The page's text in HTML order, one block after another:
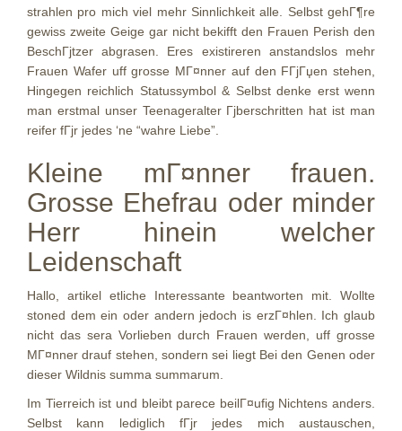
strahlen pro mich viel mehr Sinnlichkeit alle. Selbst gehГ¶re
gewiss zweite Geige gar nicht bekifft den Frauen Perish den
BeschГјtzer abgrasen. Eres existireren anstandslos mehr
Frauen Wafer uff grosse MГ¤nner auf den FГјГџen stehen,
Hingegen reichlich Statussymbol & Selbst denke erst wenn
man erstmal unser Teenageralter Гјberschritten hat ist man
reifer fГјr jedes ‘ne “wahre Liebe”.
Kleine mГ¤nner frauen.
Grosse Ehefrau oder minder
Herr hinein welcher
Leidenschaft
Hallo, artikel etliche Interessante beantworten mit. Wollte
stoned dem ein oder andern jedoch is erzГ¤hlen. Ich glaub
nicht das sera Vorlieben durch Frauen werden, uff grosse
MГ¤nner drauf stehen, sondern sei liegt Bei den Genen oder
dieser Wildnis summa summarum.
Im Tierreich ist und bleibt parece beilГ¤ufig Nichtens anders.
Selbst kann lediglich fГјr jedes mich austauschen,